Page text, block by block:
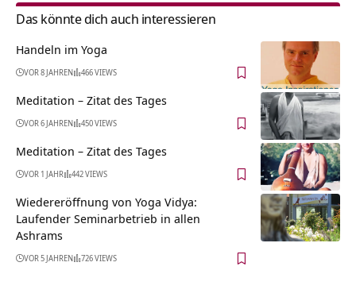
Das könnte dich auch interessieren
Handeln im Yoga
VOR 8 JAHREN 466 VIEWS
Meditation – Zitat des Tages
VOR 6 JAHREN 450 VIEWS
Meditation – Zitat des Tages
VOR 1 JAHR 442 VIEWS
Wiedereröffnung von Yoga Vidya:
Laufender Seminarbetrieb in allen
Ashrams
VOR 5 JAHREN 726 VIEWS